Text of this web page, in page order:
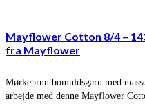
Mayflower Cotton 8/4 –
fra Mayflower
Mørkebrun bomuldsgarn med
arbejde med denne Mayflower